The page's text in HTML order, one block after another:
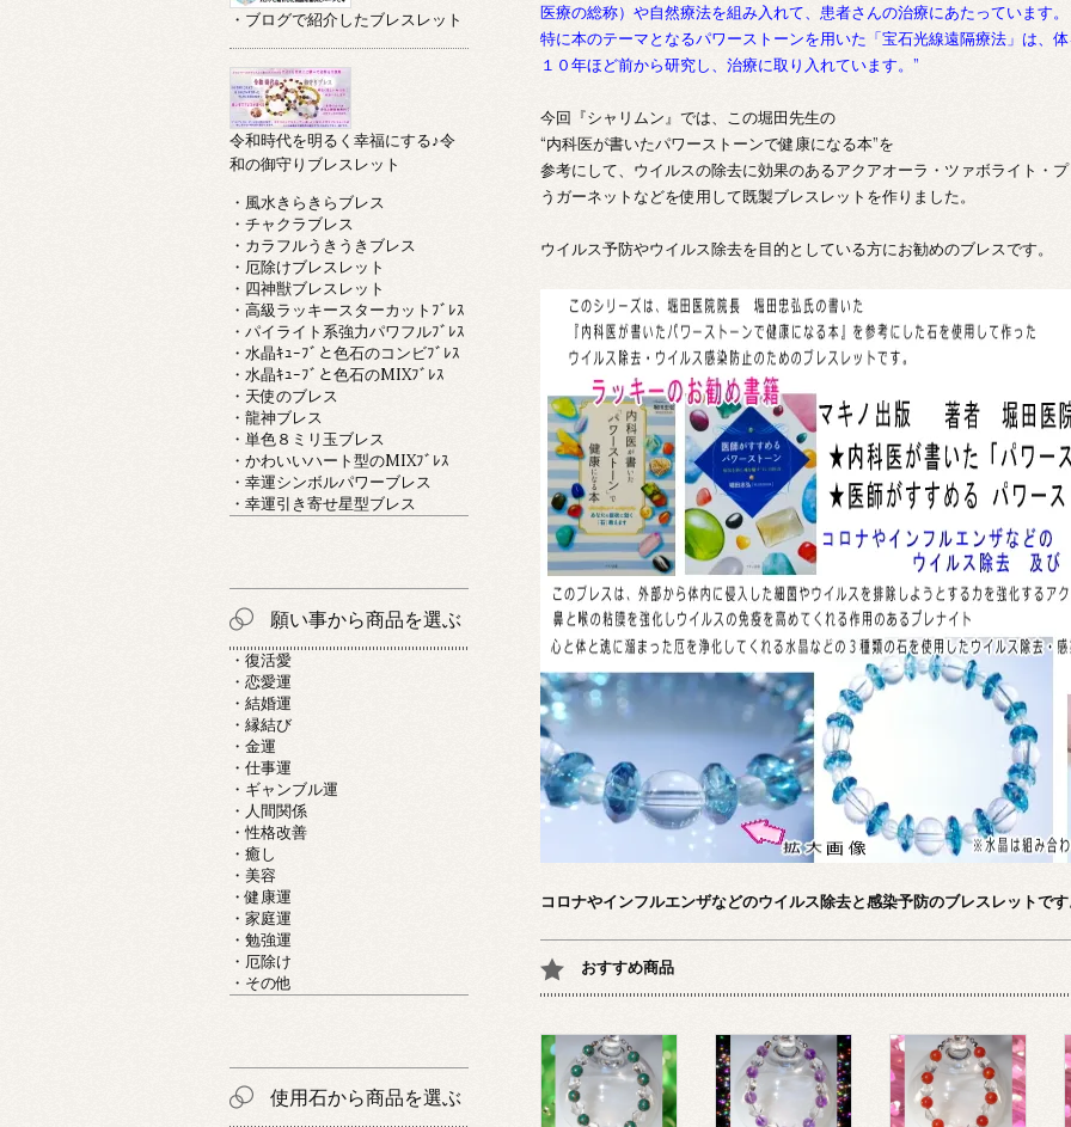
医療の総称）や自然療法を組み入れて、患者さんの治療にあたっています。
特に本のテーマとなるパワーストーンを用いた「宝石光線遠隔療法」は、
１０年ほど前から研究し、治療に取り入れています。”
今回『シャリムン』では、この堀田先生の
“内科医が書いたパワーストーンで健康になる本”を
参考にして、ウイルスの除去に効果のあるアクアオーラ・ツァボライト・
うガーネットなどを使用して既製ブレスレットを作りました。
ウイルス予防やウイルス除去を目的としている方にお勧めのブレスです。
コロナやインフルエンザなどのウイルス除去と感染予防のブレスレットで
おすすめ商品
・ブログで紹介したブレスレット
令和時代を明るく幸福にする♪令
和の御守りブレスレット
・風水きらきらブレス
・チャクラブレス
・カラフルうきうきブレス
・厄除けブレスレット
・四神獣ブレスレット
・高級ラッキースターカットﾌﾞﾚｽ
・パイライト系強力パワフルﾌﾞﾚｽ
・水晶ｷｭｰﾌﾞと色石のコンビﾌﾞﾚｽ
・水晶ｷｭｰﾌﾞと色石のMIXﾌﾞﾚｽ
・天使のブレス
・龍神ブレス
・単色８ミリ玉ブレス
・かわいいハート型のMIXﾌﾞﾚｽ
・幸運シンボルパワーブレス
・幸運引き寄せ星型ブレス
願い事から商品を選ぶ
・復活愛
・恋愛運
・結婚運
・縁結び
・金運
・仕事運
・ギャンブル運
・人間関係
・性格改善
・癒し
・美容
・健康運
・家庭運
・勉強運
・厄除け
・その他
使用石から商品を選ぶ